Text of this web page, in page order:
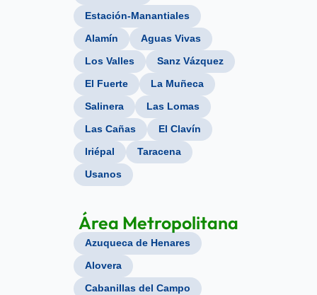
Estación-Manantiales
Alamín Aguas Vivas
Los Valles Sanz Vázquez
El Fuerte La Muñeca
Salinera Las Lomas
Las Cañas El Clavín
Iriépal Taracena
Usanos
Área Metropolitana
Azuqueca de Henares
Alovera
Cabanillas del Campo